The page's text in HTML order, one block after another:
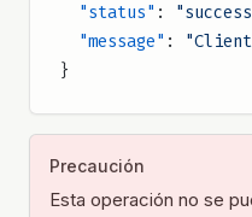
  "status"
:
  "message"
:
}
Precaución
Esta operación no se